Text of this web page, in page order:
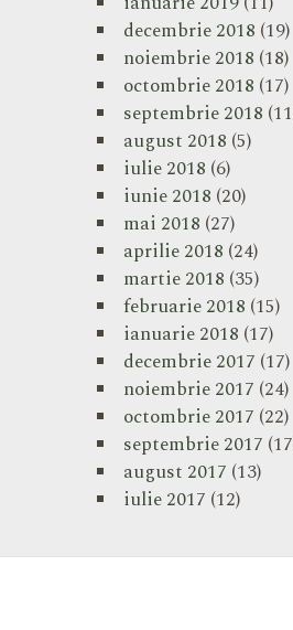
decembrie 2018 (19)
noiembrie 2018 (18)
octombrie 2018 (17)
septembrie 2018
august 2018 (5)
iulie 2018 (6)
iunie 2018 (20)
mai 2018 (27)
aprilie 2018 (24)
martie 2018 (35)
februarie 2018 (15)
ianuarie 2018 (17)
decembrie 2017 (17)
noiembrie 2017 (24)
octombrie 2017 (22)
septembrie 2017
august 2017 (13)
iulie 2017 (12)